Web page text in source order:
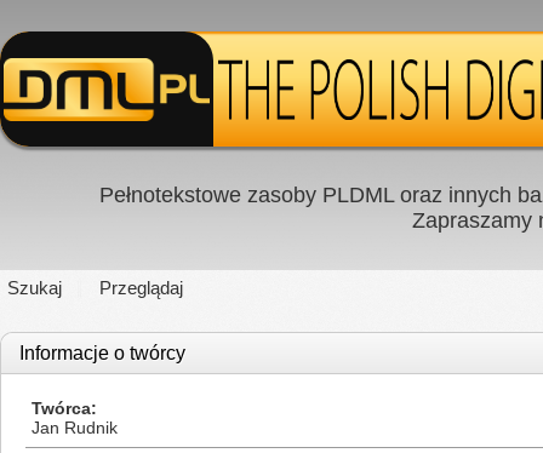
Pełnotekstowe zasoby PLDML oraz innych
Zapraszamy
Szukaj Przeglądaj
Informacje o twórcy
Twórca
Jan Rudnik